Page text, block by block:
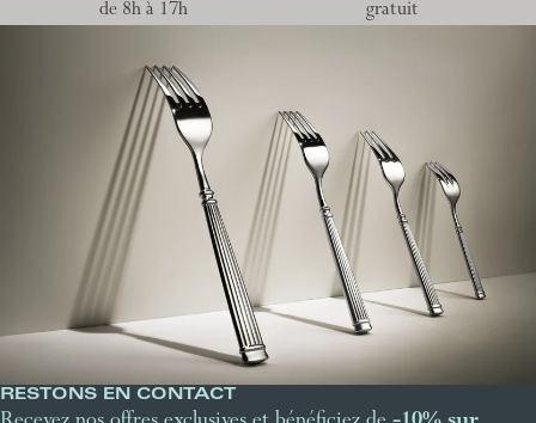
de 8h à 17h
gratuit
RESTONS EN CONTACT